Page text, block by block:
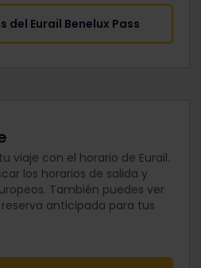
del Eurail Benelux Pass
viaje con el horario de Eurail.
los horarios de salida y
También puedes ver
anticipada para tus